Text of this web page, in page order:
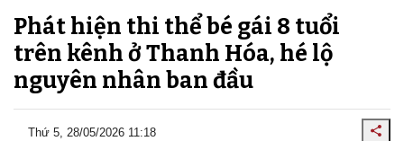
Phát hiện thi thể bé gái 8 tuổi
trên kênh ở Thanh Hóa, hé lộ
nguyên nhân ban đầu
Thứ 5, 28/05/2026 11:18